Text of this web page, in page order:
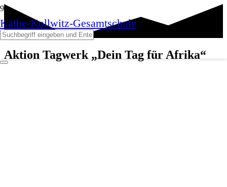
Käthe-Kollwitz-Gesamtschule
Aktion Tagwerk „Dein Tag für Afrika“